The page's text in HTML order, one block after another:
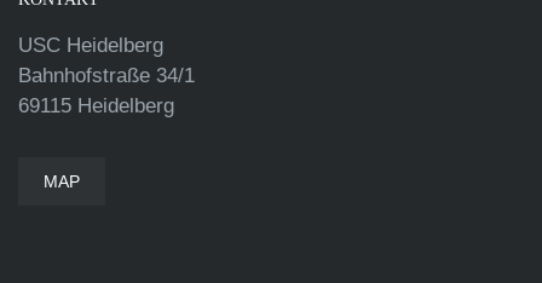
USC Heidelberg
Bahnhofstraße 34/1
69115 Heidelberg
MAP